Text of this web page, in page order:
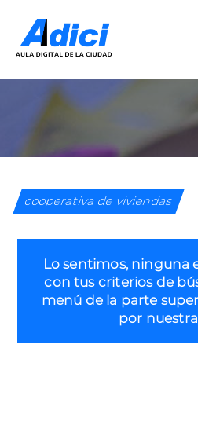
cooperativa de viviendas
Lo sentimos, ninguna
con tus criterios de
menú de la parte
por